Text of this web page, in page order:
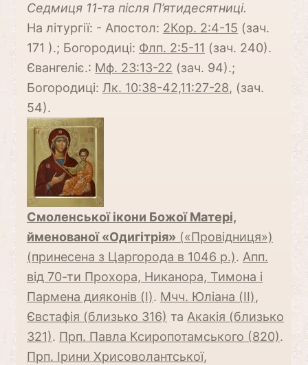
Cедмиця 11-та після П’ятидесятниці.
На літургії: - Апостол: 2Кор. 2:4-15 (зач.
171 ).; Богородиці: Флп. 2:5-11 (зач. 240).
Євангеліє.: Мф. 23:13-22 (зач. 94).;
Богородиці: Лк. 10:38-42,11:27-28, (зач.
54).
Смоленської ікони Божої Матері,
йменованої «Одигітрія» («Провідниця»)
(принесена з Царгорода в 1046 р.). Апп.
від 70-ти Прохора, Никанора, Тимона і
Пармена дияконів (I). Мчч. Юліана (II),
Євстафія (близько 316) та Акакія (близько
321). Прп. Павла Ксиропотамського (820).
Прп. Ірини Хрисоволантської,